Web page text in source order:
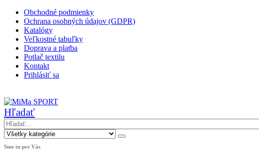
Obchodné podmienky
Ochrana osobných údajov (GDPR)
Katalógy
Veľkostné tabuľky
Doprava a platba
Potlač textilu
Kontakt
Prihlásiť sa
Hľadať
Sme tu pre Vás